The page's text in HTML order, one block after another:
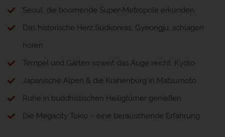
Seoul, die boomende Super-Metropole erkunden
Das historische Herz Südkoreas, Gyeongju, schlagen
hören
Tempel und Gärten soweit das Auge reicht: Kyoto
Japanische Alpen & die Krähenburg in Matsumoto
Ruhe in buddhistischen Heiligtümer genießen
Die Megacity Tokio – eine berauschende Erfahrung